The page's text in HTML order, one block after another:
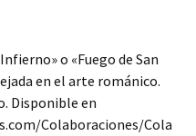
o «Fuego de San
en el arte románico.
Disponible en
Colaboraciones/Cola